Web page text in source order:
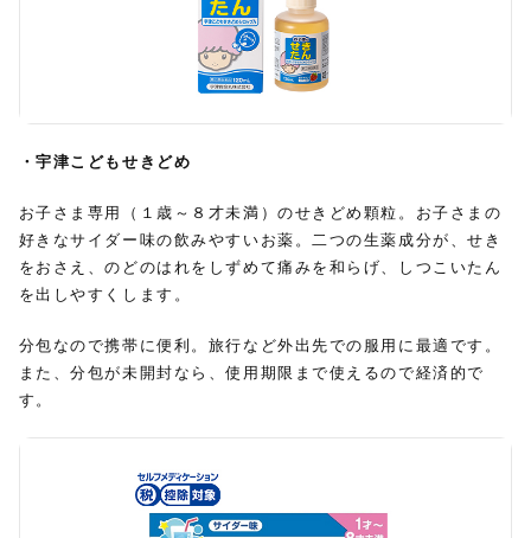
・宇津こどもせきどめ
お子さま専用（１歳～８才未満）のせきどめ顆粒。お子さまの
好きなサイダー味の飲みやすいお薬。二つの生薬成分が、せき
をおさえ、のどのはれをしずめて痛みを和らげ、しつこいたん
を出しやすくします。
分包なので携帯に便利。旅行など外出先での服用に最適です。
また、分包が未開封なら、使用期限まで使えるので経済的で
す。